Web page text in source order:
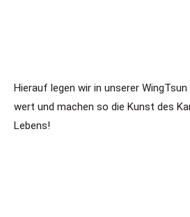
Hierauf legen wir in unserer WingTsun
wert und machen so die Kunst des
Lebens!